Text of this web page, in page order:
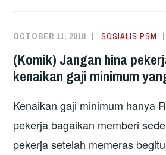
OCTOBER 11, 2018 SOSIALIS PSM
(Komik) Jangan hina
kenaikan gaji minimum
Kenaikan gaji minimum hanya
pekerja bagaikan memberi
pekerja setelah memeras